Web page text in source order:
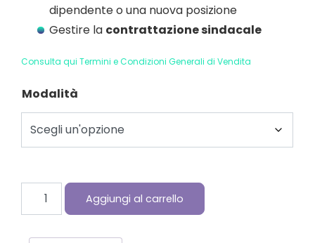
dipendente o una nuova posizione
Gestire la contrattazione sindacale
Consulta qui Termini e Condizioni Generali di Vendita
Modalità
Compensation KIT PRO quantità
Aggiungi al carrello